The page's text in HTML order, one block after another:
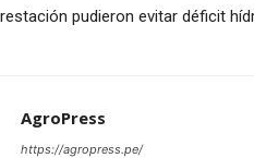
pudieron evitar déficit
AgroPress
https://agropress.pe/